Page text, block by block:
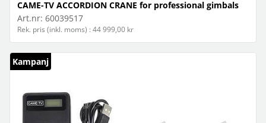
CAME-TV ACCORDION CRANE for professional gimbals
Art.nr: 60039517
Rek. pris (inkl. moms) : 44 999,00 kr
Kampanj